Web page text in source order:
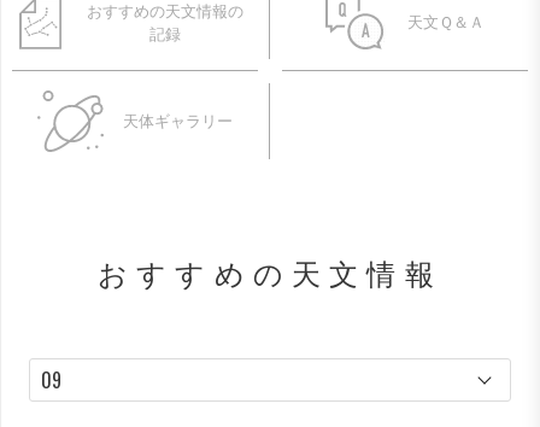
おすすめの天文情報の
記録
天文Ｑ＆Ａ
天体ギャラリー
おすすめの天文情報